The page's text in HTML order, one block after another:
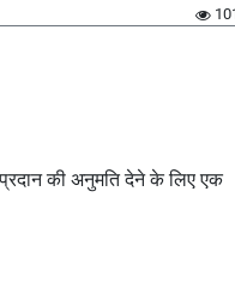
की अनुमति देने के लिए एक